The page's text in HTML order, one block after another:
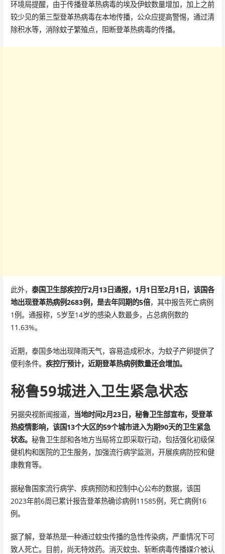
环境局提醒，由于传播登革热病毒的埃及伊蚊数量增加，加上之前
较少见的第三型登革热病毒在本地传播，公众应提高警惕，通过清
除积水等，消除蚊子繁殖点，阻断登革热病毒的传播。
此外， 泰国卫生部疾控厅2月13日通报，1月1日至2月1日，该国各
地出现登革热病例2683例，是去年同期的5倍，其中报告死亡病例
1例。通报称，5岁至14岁的感染人数最多，占总病例数的
11.63%。
近期，泰国多地出现降雨天气，容易造成积水，为蚊子产卵提供了
便利条件。 疾控厅预计，近期登革热病例数量还会增加。
秘鲁59城进入卫生紧急状态
另据央视新闻报道， 当地时间2月23日，秘鲁卫生部宣布，受登革
热疫情影响，该国13个大区的59个城市进入为期90天的卫生紧急
状态。 秘鲁卫生部和各地方当局将立即采取行动，包括强化初级保
健机构和医院的卫生服务，加强流行病学监测，开展疾病防控和健
康教育等。
据秘鲁国家流行病学、疾病预防和控制中心公布的数据，该国
2023年前6周已累计报告登革热确诊病例11585例，死亡病例16
例。
据了解，登革热是一种通过蚊虫传播的急性传染病，严重情况下可
致人死亡。目前，尚无特效药。消灭蚊虫、斩断病毒传播媒介被认